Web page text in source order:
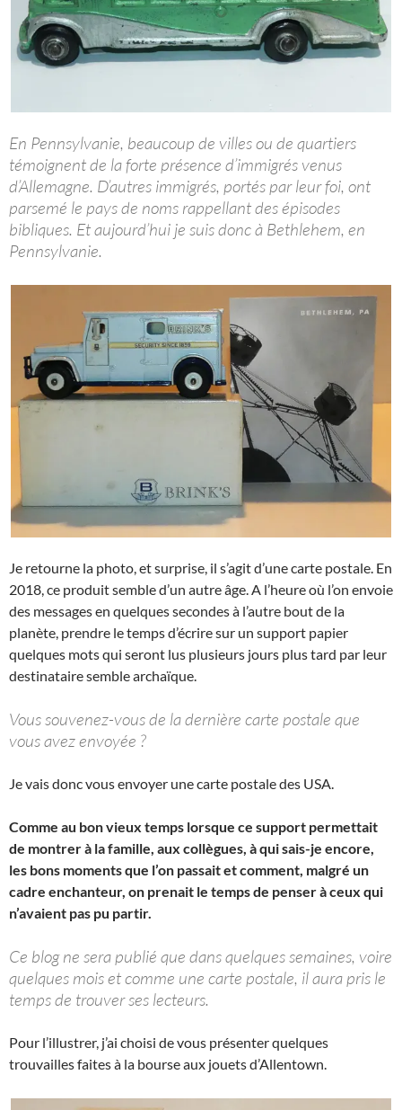
En Pennsylvanie, beaucoup de villes ou de quartiers
témoignent de la forte présence d’immigrés venus
d’Allemagne. D’autres immigrés, portés par leur foi, ont
parsemé le pays de noms rappellant des épisodes
bibliques. Et aujourd’hui je suis donc à Bethlehem, en
Pennsylvanie.
Je retourne la photo, et surprise, il s’agit d’une carte postale. En
2018, ce produit semble d’un autre âge. A l’heure où l’on envoie
des messages en quelques secondes à l’autre bout de la
planète, prendre le temps d’écrire sur un support papier
quelques mots qui seront lus plusieurs jours plus tard par leur
destinataire semble archaïque.
Vous souvenez-vous de la dernière carte postale que
vous avez envoyée ?
Je vais donc vous envoyer une carte postale des USA.
Comme au bon vieux temps lorsque ce support permettait
de montrer à la famille, aux collègues, à qui sais-je encore,
les bons moments que l’on passait et comment, malgré un
cadre enchanteur, on prenait le temps de penser à ceux qui
n’avaient pas pu partir.
Ce blog ne sera publié que dans quelques semaines, voire
quelques mois et comme une carte postale, il aura pris le
temps de trouver ses lecteurs.
Pour l’illustrer, j’ai choisi de vous présenter quelques
trouvailles faites à la bourse aux jouets d’Allentown.